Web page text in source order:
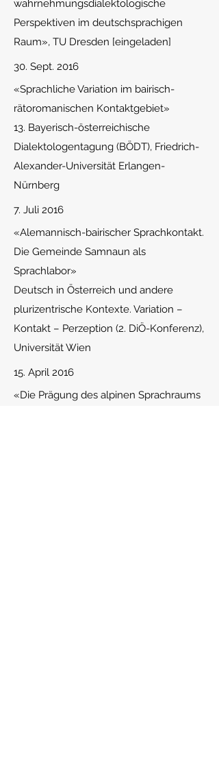
wahrnehmungsdialektologische
Perspektiven im deutschsprachigen
Raum», TU Dresden [eingeladen]
30. Sept. 2016
«Sprachliche Variation im bairisch-
rätoromanischen Kontaktgebiet»
13. Bayerisch-österreichische
Dialektologentagung (BÖDT), Friedrich-
Alexander-Universität Erlangen-
Nürnberg
7. Juli 2016
«Alemannisch-bairischer Sprachkontakt.
Die Gemeinde Samnaun als
Sprachlabor»
Deutsch in Österreich und andere
plurizentrische Kontexte. Variation –
Kontakt – Perzeption (2. DiÖ-Konferenz),
Universität Wien
15. April 2016
«Die Prägung des alpinen Sprachraums